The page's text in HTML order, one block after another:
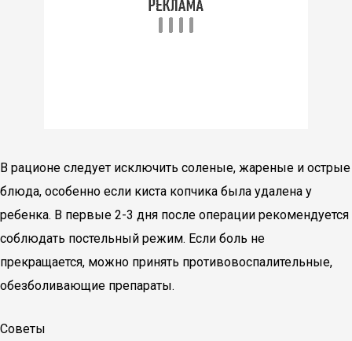
В рационе следует исключить соленые, жареные и острые
блюда, особенно если киста копчика была удалена у
ребенка. В первые 2-3 дня после операции рекомендуется
соблюдать постельный режим. Если боль не
прекращается, можно принять противовоспалительные,
обезболивающие препараты.
Советы